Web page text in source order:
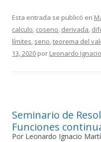
Esta entrada se publicó en
calculo, coseno, derivada,
límites, seno,teorema del
13, 2020 por Leonardo
Seminario de
Funciones
Por Leonardo Ignacio